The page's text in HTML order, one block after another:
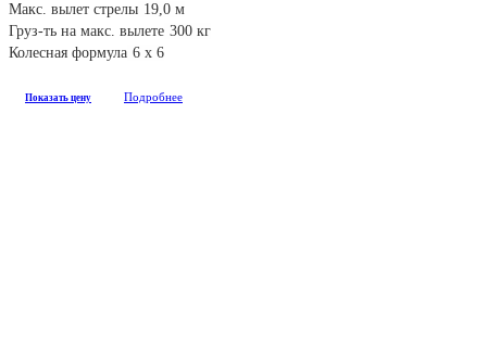
Макс. вылет стрелы 19,0 м
Груз-ть на макс. вылете 300 кг
Колесная формула 6 х 6
Показать цену Подробнее